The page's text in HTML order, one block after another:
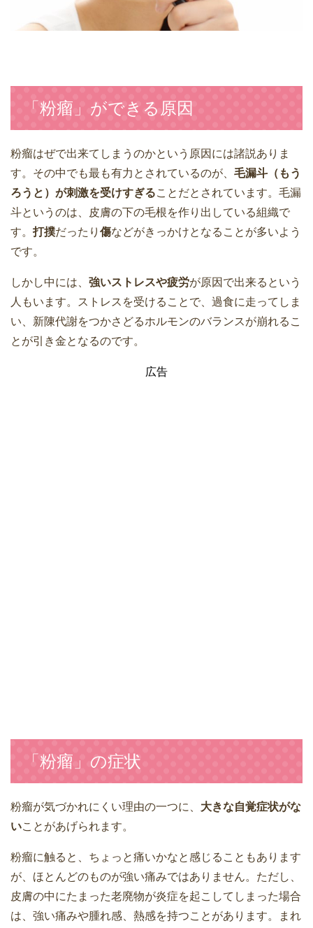
「粉瘤」ができる原因
粉瘤はぜで出来てしまうのかという原因には諸説ありま
す。その中でも最も有力とされているのが、 毛漏斗（もう
ろうと）が刺激を受けすぎることだとされています。毛漏
斗というのは、皮膚の下の毛根を作り出している組織で
す。打撲だったり 傷などがきっかけとなることが多いよう
です。
しかし中には、 強いストレスや疲労が原因で出来るという
人もいます。ストレスを受けることで、過食に走ってしま
い、新陳代謝をつかさどるホルモンのバランスが崩れるこ
とが引き金となるのです。
広告
「粉瘤」の症状
粉瘤が気づかれにくい理由の一つに、 大きな自覚症状がな
いことがあげられます。
粉瘤に触ると、ちょっと痛いかなと感じることもあります
が、ほとんどのものが強い痛みではありません。ただし、
皮膚の中にたまった老廃物が炎症を起こしてしまった場合
は、強い痛みや腫れ感、熱感を持つことがあります。まれ